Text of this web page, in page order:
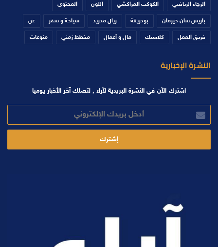
الرجاء الرياضي الكوكب المراكشي اللون المحتوى
باريس سان جيرمان بودريقة ريال مدريد سياحة و سفر عن
فريق العمل كلاسيك مال و أعمال مخطط زمني منوعات
النشرة الإخبارية
اشترك الآن في النشرة البريدية لآراء , لتصلك آخر الأخبار يوميا
أدخل
بريدك
الإلكتروني